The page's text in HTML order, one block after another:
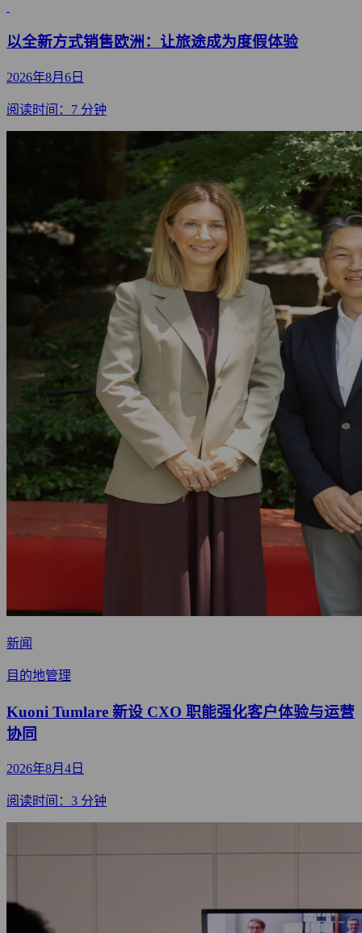
以全新方式销售欧洲：让旅途成为度假体验
2026年8月6日
阅读时间：7 分钟
新闻
目的地管理
Kuoni Tumlare 新设 CXO 职能强化客户体验与运营
协同
2026年8月4日
阅读时间：3 分钟